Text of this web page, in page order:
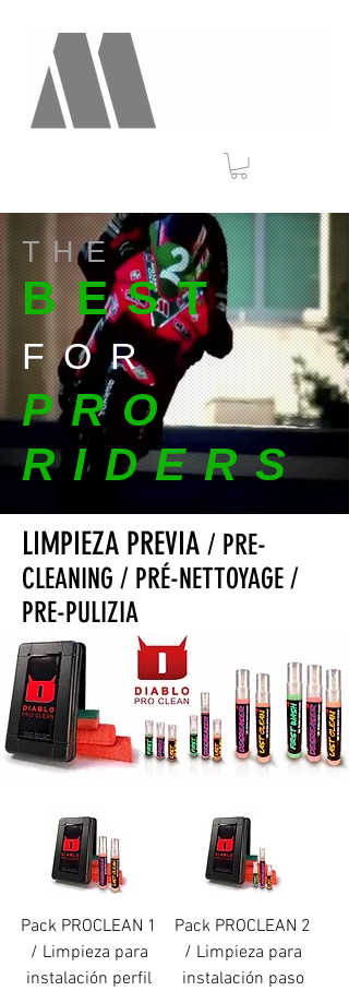
THE
BEST
FOR
PRO
RIDERS
LIMPIEZA PREVIA / PRE-
CLEANING / PRÉ-NETTOYAGE /
PRE-PULIZIA
Pack PROCLEAN 1
/ Limpieza para
instalación perfil
Pack PROCLEAN 2
/ Limpieza para
instalación paso